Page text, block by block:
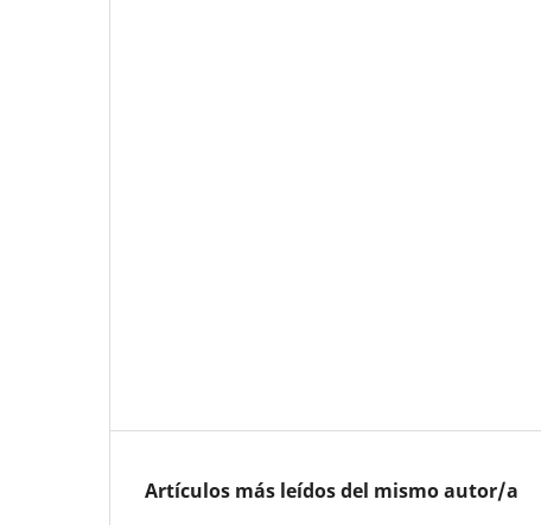
Artículos más leídos del mismo autor/a